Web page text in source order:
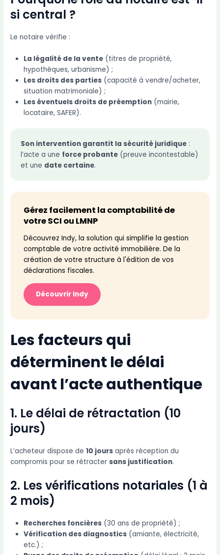
si central ?
Le notaire vérifie :
La légalité de la vente (titres de propriété,
hypothèques, urbanisme) ;
Les droits des parties (capacité à vendre/acheter,
situation matrimoniale) ;
Les éventuels droits de préemption (mairie,
locataire, SAFER).
Son intervention garantit la sécurité juridique:
l’acte a une force probante(preuve incontestable)
et une date certaine.
Gérez facilement la comptabilité de
votre SCI ou LMNP
Découvrez Indy, la solution qui simplifie la gestion
comptable de votre activité immobilière. De la
création de votre structure à l'édition de vos
déclarations fiscales.
Découvrir Indy
Les facteurs qui
déterminent le délai
avant l’acte authentique
1. Le délai de rétractation (10
jours)
L’acheteur dispose de10 jours après réception du
compromis pour se rétractersans justification.
2. Les vérifications notariales (1 à
2 mois)
Recherches foncières (30 ans de propriété) ;
Vérification des diagnostics (amiante, électricité,
etc.) ;